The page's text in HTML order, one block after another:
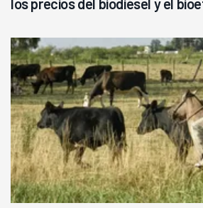
los precios del biodiésel y el